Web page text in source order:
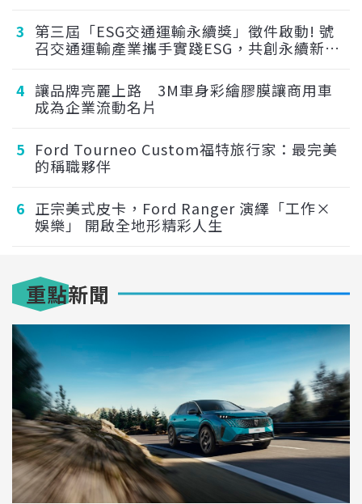
3 第三屆「ESG交通運輸永續獎」徵件啟動! 號
召交通運輸產業攜手實踐ESG，共創永續新典
4 讓品牌亮麗上路 3M車身彩繪膠膜讓商用車
成為企業流動名片
5 Ford Tourneo Custom福特旅行家：最完美
的稱職夥伴
6 正宗美式皮卡，Ford Ranger 演繹「工作×
娛樂」 開啟全地形精彩人生
重點新聞